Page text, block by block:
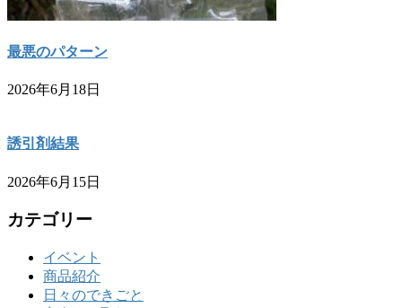
最悪のパターン
2026年6月18日
誘引剤結果
2026年6月15日
カテゴリー
イベント
商品紹介
日々のできごと